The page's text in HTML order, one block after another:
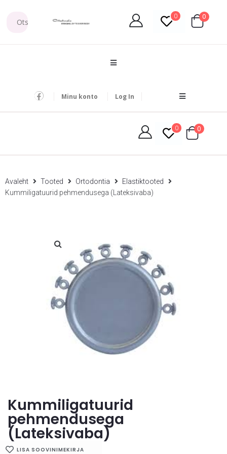
0 0
Minu konto Log In
0 0
Avaleht Tooted Ortodontia
Elastiktooted
Kummiligatuurid pehmendusega (Lateksivaba)
Kummiligatuurid
pehmendusega
(Lateksivaba)
LISA SOOVINIMEKIRJA